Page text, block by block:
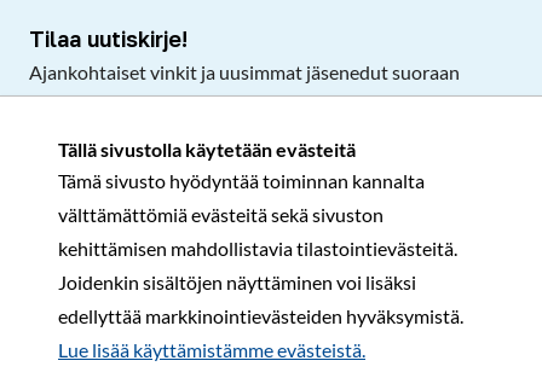
Tällä sivustolla käytetään evästeitä
Tämä sivusto hyödyntää toiminnan kannalta
välttämättömiä evästeitä sekä sivuston
kehittämisen mahdollistavia tilastointievästeitä.
Joidenkin sisältöjen näyttäminen voi lisäksi
edellyttää markkinointievästeiden hyväksymistä.
Lue lisää käyttämistämme evästeistä.​​​​​​
Tilaa uutiskirje!
Ajankohtaiset vinkit ja uusimmat jäsenedut suoraan
Rekisteri- ja tietosuojaselosteSopimusehdot